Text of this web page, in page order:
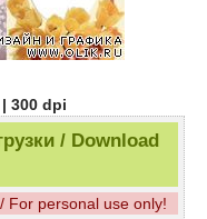
300 dpi
/ Download
For personal use only!